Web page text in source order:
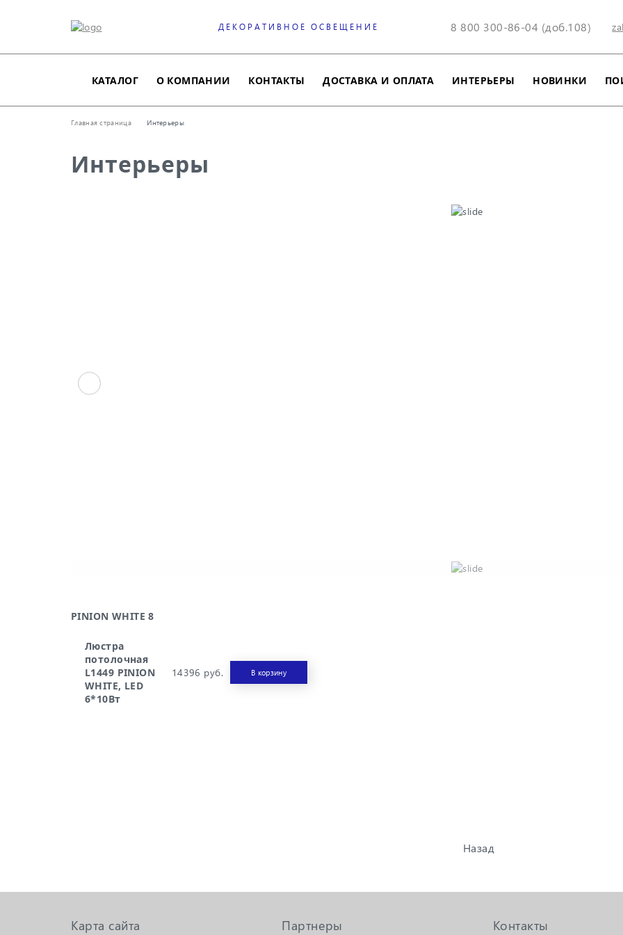
ДЕКОРАТИВНОЕ ОСВЕЩЕНИЕ 8 800 300-86-04 (доб.108)
КАТАЛОГ О КОМПАНИИ КОНТАКТЫ ДОСТАВКА И ОПЛАТА ИНТЕРЬЕРЫ НОВИНКИ
Главная страница Интерьеры
Интерьеры
PINION WHITE 8
Люстра
потолочная
L1449 PINION
WHITE, LED
6*10Вт
14396 руб. В корзину
Назад
Карта сайта Партнеры Контакты